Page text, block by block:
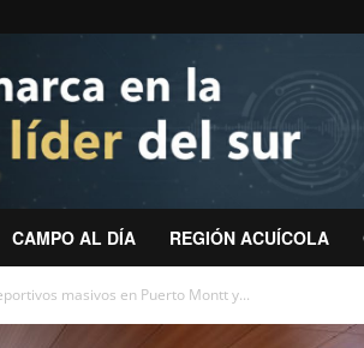
CAMPO AL DÍA REGIÓN ACUÍCOLA
masivos en Puerto Montt y...